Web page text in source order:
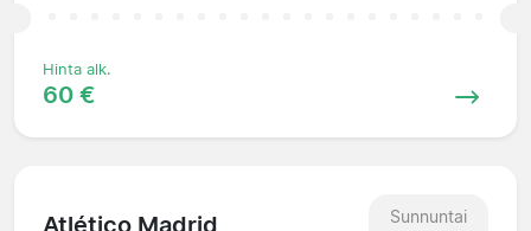
Hinta alk.
60 €
Atlético Madrid
Sunnuntai